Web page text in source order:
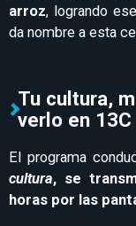
arroz, logrando
da nombre a esta
Tu cultura,
verlo en 13C
El programa
cultura, se
horas por las